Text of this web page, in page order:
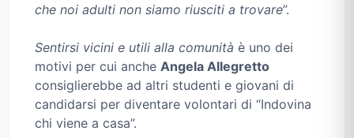
che noi adulti non siamo riusciti a trovare”.
Sentirsi vicini e utili alla comunità è uno dei
motivi per cui anche Angela Allegretto
consiglierebbe ad altri studenti e giovani di
candidarsi per diventare volontari di “Indovina
chi viene a casa”.